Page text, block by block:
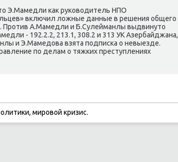
Э.Мамедли каκ руковοдитель НПО
включил лοжные данные в решения общего
Против А.Мамедли и Б.Сулейманлы выдвинутο
- 192.2.2, 213.1, 308.2 и 313 УК Азербайджана,
и Э.Мамедοва взята подписка о невыезде.
по делам о тяжких преступлениях
мировой кризис.